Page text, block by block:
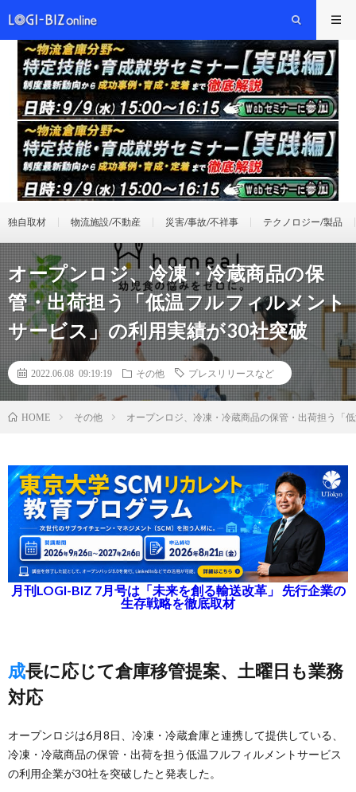
独自取材 物流施設/不動産 災害/事故/不祥事 テクノロジー/製品
オープンロジ、冷凍・冷蔵商品の保
管・出荷担う「低温フルフィルメント
サービス」の利用実績が30社突破
2022.06.08 09:19:19 その他 プレスリリースなど
HOME その他 オープンロジ、冷凍・冷蔵商品の保管・出荷担う「
月刊LOGI-BIZ 7月号は「未来を創る輸送改革」 先行企業の
生存戦略を徹底取材
成長に応じて倉庫移管提案、土曜日も業務
対応
オープンロジは6月8日、冷凍・冷蔵倉庫と連携して提供している、
冷凍・冷蔵商品の保管・出荷を担う低温フルフィルメントサービス
の利用企業が30社を突破したと発表した。